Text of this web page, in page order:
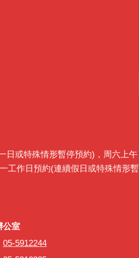
日或特殊情形暫停預約)，周六上午
工作日預約(連續假日或特殊情形暫
室
公室
05-5912244